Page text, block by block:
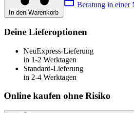
In den Warenkorb
Beratung in einer
Deine Lieferoptionen
NeuExpress-Lieferung
in 1-2 Werktagen
Standard-Lieferung
in 2-4 Werktagen
Online kaufen ohne Risiko